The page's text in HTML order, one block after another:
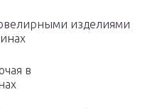
изделиями
в